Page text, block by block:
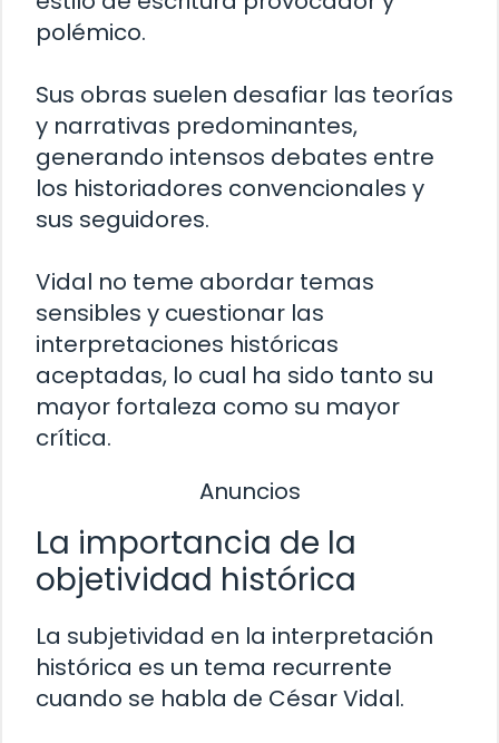
polémico.
Sus obras suelen desafiar las teorías
y narrativas predominantes,
generando intensos debates entre
los historiadores convencionales y
sus seguidores.
Vidal no teme abordar temas
sensibles y cuestionar las
interpretaciones históricas
aceptadas, lo cual ha sido tanto su
mayor fortaleza como su mayor
crítica.
Anuncios
La importancia de la
objetividad histórica
La subjetividad en la interpretación
histórica es un tema recurrente
cuando se habla de César Vidal.